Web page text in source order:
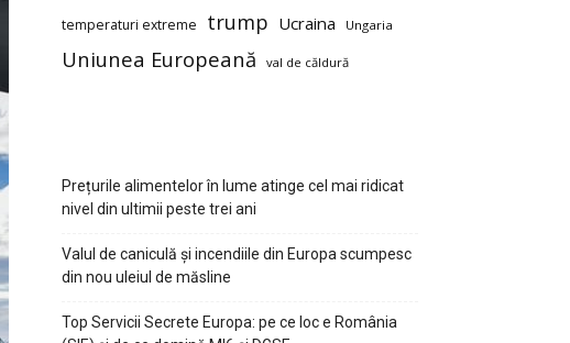
temperaturi extreme trump Ucraina Ungaria
Uniunea Europeană val de căldură
Prețurile alimentelor în lume atinge cel mai ridicat
nivel din ultimii peste trei ani
Valul de caniculă și incendiile din Europa scumpesc
din nou uleiul de măsline
Top Servicii Secrete Europa: pe ce loc e România